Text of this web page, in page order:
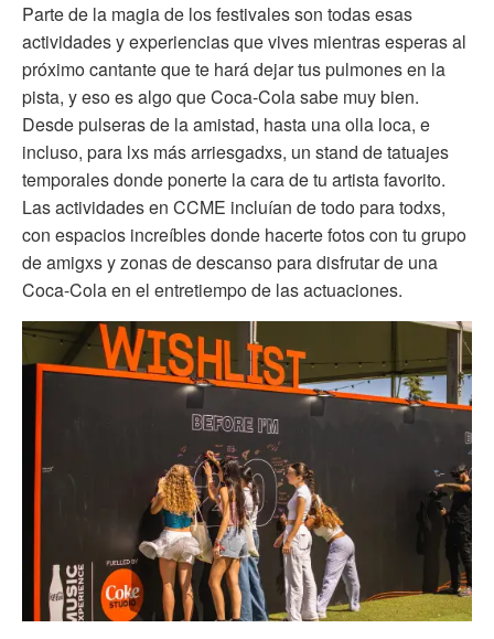
Parte de la magia de los festivales son todas esas
actividades y experiencias que vives mientras esperas al
próximo cantante que te hará dejar tus pulmones en la
pista, y eso es algo que Coca-Cola sabe muy bien.
Desde pulseras de la amistad, hasta una olla loca, e
incluso, para lxs más arriesgadxs, un stand de tatuajes
temporales donde ponerte la cara de tu artista favorito.
Las actividades en CCME incluían de todo para todxs,
con espacios increíbles donde hacerte fotos con tu grupo
de amigxs y zonas de descanso para disfrutar de una
Coca-Cola en el entretiempo de las actuaciones.